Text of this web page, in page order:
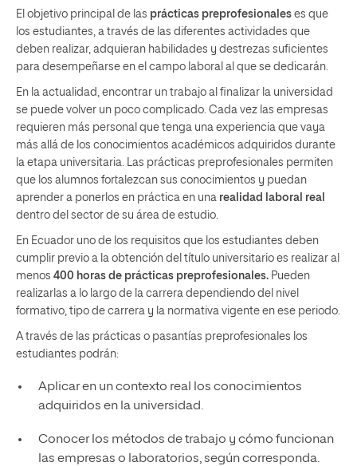
El objetivo principal de las prácticas preprofesionales es que
los estudiantes, a través de las diferentes actividades que
deben realizar, adquieran habilidades y destrezas suficientes
para desempeñarse en el campo laboral al que se dedicarán.
En la actualidad, encontrar un trabajo al finalizar la universidad
se puede volver un poco complicado. Cada vez las empresas
requieren más personal que tenga una experiencia que vaya
más allá de los conocimientos académicos adquiridos durante
la etapa universitaria. Las prácticas preprofesionales permiten
que los alumnos fortalezcan sus conocimientos y puedan
aprender a ponerlos en práctica en una realidad laboral real
dentro del sector de su área de estudio.
En Ecuador uno de los requisitos que los estudiantes deben
cumplir previo a la obtención del título universitario es realizar al
menos 400 horas de prácticas preprofesionales. Pueden
realizarlas a lo largo de la carrera dependiendo del nivel
formativo, tipo de carrera y la normativa vigente en ese periodo.
A través de las prácticas o pasantías preprofesionales los
estudiantes podrán:
Aplicar en un contexto real los conocimientos
adquiridos en la universidad.
Conocer los métodos de trabajo y cómo funcionan
las empresas o laboratorios, según corresponda.